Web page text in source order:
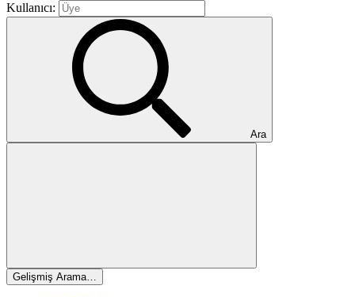
Kullanıcı:
Ara
Gelişmiş Arama…